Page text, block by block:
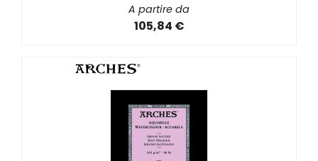
A partire da
105,84 €